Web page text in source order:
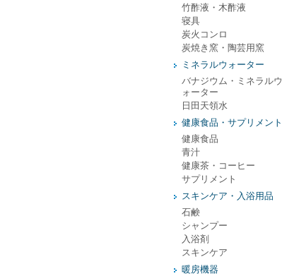
竹酢液・木酢液
寝具
炭火コンロ
炭焼き窯・陶芸用窯
ミネラルウォーター
バナジウム・ミネラルウ
ォーター
日田天領水
健康食品・サプリメント
健康食品
青汁
健康茶・コーヒー
サプリメント
スキンケア・入浴用品
石鹸
シャンプー
入浴剤
スキンケア
暖房機器